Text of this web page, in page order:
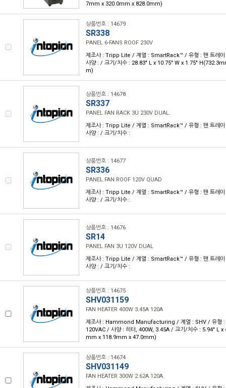
7mm x 320.0mm x 828.0mm)
상품번호 : 14679
SR338
PANEL 6-FANS ROOF 230V
제조사 : Tripp Lite / 계열 : SmartRack™ / 유형 : 팬 트레
사양 : / 크기/치수 : 28.83" L x 10.75" W x 1.75"
m)
상품번호 : 14678
SR337
PANEL FAN RACK 3U 230V DUAL.
제조사 : Tripp Lite / 계열 : SmartRack™ / 유형 : 팬 트레
사양 : / 크기/치수 :
상품번호 : 14677
SR336
PANEL FAN ROOF 120V QUAD
제조사 : Tripp Lite / 계열 : SmartRack™ / 유형 : 팬 트레
사양 : / 크기/치수 :
상품번호 : 14676
SR14
PANEL FAN 3U 120V DUAL
제조사 : Tripp Lite / 계열 : SmartRack™ / 유형 : 팬 트레
사양 : / 크기/치수 :
상품번호 : 14675
SHV031159
FAN HEATER 400W 3.45A 120A
제조사 : Hammond Manufacturing / 계열 : SHV / 유형 :
120VAC / 사양 : 히터, 400W, 3.45A / 크기/치수 : 5.94" L
mm x 118.9mm x 47.0mm)
상품번호 : 14674
SHV031149
FAN HEATER 300W 2.62A 120A